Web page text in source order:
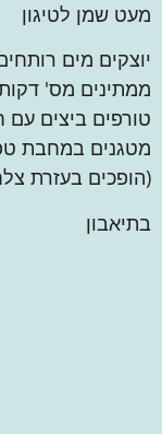
מעט שמן לטיגון
יוצקים מים
ממתינים מס'
טורפים ביצים
מטגנים במחבת
(הופכים בעזרת
בתיאבון